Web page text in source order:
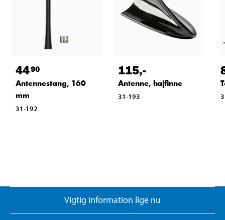
4490
Antennestang, 160
mm
31-192
115,-
Antenne, hajfinne
31-193
Vigtig information lige nu